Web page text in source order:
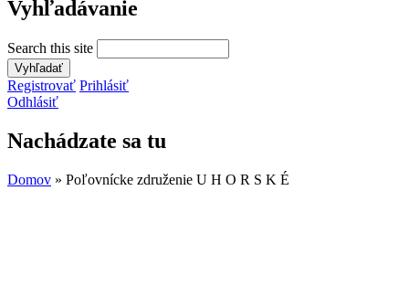
Vyhľadávanie
Search this site
Registrovať Prihlásiť
Odhlásiť
Nachádzate sa tu
Domov » Poľovnícke združenie U H O R S K É